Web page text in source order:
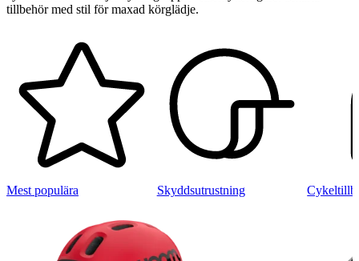
tillbehör med stil för maxad körglädje.
Mest populära Skyddsutrustning